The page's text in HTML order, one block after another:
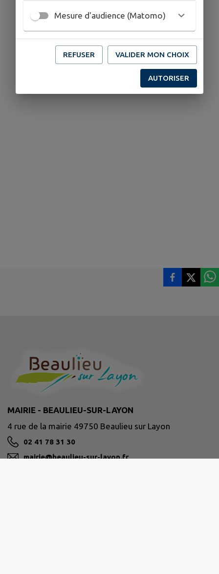
MAIRIE - BEAULIEU-SUR-LAYON
4 rue de la mairie 49750 Beaulieu sur Layon
02 41 78 31 30
mairie@beaulieu-sur-layon.fr
Mesure d'audience (Matomo)
REFUSER VALIDER MON CHOIX
AUTORISER